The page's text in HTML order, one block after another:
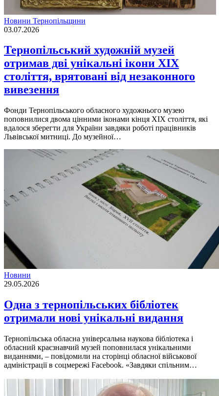
Новини Тернопільщини
03.07.2026
Тернопільський художній музей
отримав дві унікальні ікони XIX
століття, врятовані від незаконного
вивезення
Фонди Тернопільського обласного художнього музею
поповнилися двома цінними іконами кінця ХІХ століття, які
вдалося зберегти для України завдяки роботі працівників
Львівської митниці. До музейної…
Новини
29.05.2026
Одна з тернопільських бібліотек
отримали нові унікальні видання
Тернопільська обласна універсальна наукова бібліотека і
обласний краєзнавчий музей поповнилася унікальними
виданнями, – повідомили на сторінці обласної військової
адміністрації в соцмережі Facebook. «Завдяки спільним…